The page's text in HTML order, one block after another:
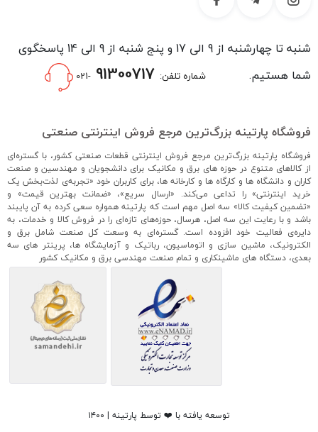
شنبه تا چهارشنبه از 9 الی 17 و پنج شنبه از 9 الی 14 پاسخگوی
شما هستیم.
شماره تلفن: -021
فروشگاه پارتینه بزرگ‌ترین مرجع فروش اینترنتی صنعتی
فروشگاه پارتینه بزرگ‌ترین مرجع فروش اینترنتی قطعات صنعتی کشور، با گستره‌ای
از کالاهای متنوع در حوزه های برق و مکانیک برای دانشجویان و مهندسین و صنعت
کاران و دانشگاه ها و کارگاه ها و کارخانه ها، برای کاربران خود «تجربه‌ی لذت‌بخش یک
خرید اینترنتی» را تداعی می‌کند. «ارسال سریع»، «ضمانت بهترین قیمت» و
«تضمین کیفیت کالا» سه اصل مهم است که پارتینه همواره سعی کرده به آن پایبند
باشد و با رعایت این سه اصل، هرسال، حوزه‌های تازه‌ای را در فروش کالا و خدمات، به
دایره‌ی فعالیت خود افزوده است. گستره‌ای به وسعت کل صنعت شامل برق و
الکترونیک، ماشین سازی و اتوماسیون، رباتیک و آزمایشگاه ها، پرینتر های سه
بعدی، دستگاه های ماشینکاری و تمام صنعت مهندسی برق و مکانیک کشور
توسعه یافته با ❤️ توسط پارتینه | ۱۴۰۰